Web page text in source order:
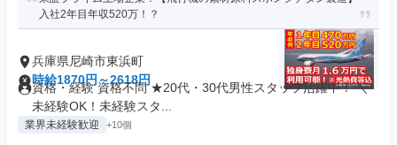
入社2年目年収520万！？
兵庫県尼崎市東浜町
時給1870円～2618円
資格・経験 資格不問 ★20代・30代男性スタッフ活躍中！ ＼
未経験OK！未経験スタ...
業界未経験歓迎 +10個